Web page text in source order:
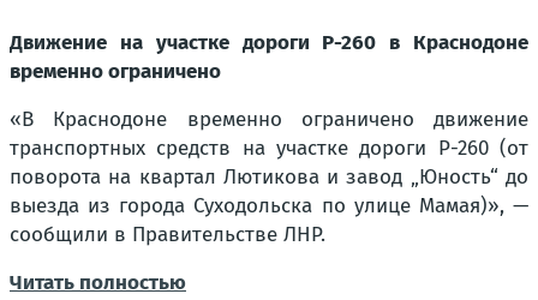
Движение на участке дороги Р-260 в Краснодоне
временно ограничено
«В Краснодоне временно ограничено движение
транспортных средств на участке дороги Р-260 (от
поворота на квартал Лютикова и завод „Юность“ до
выезда из города Суходольска по улице Мамая)», —
сообщили в Правительстве ЛНР.
Читать полностью